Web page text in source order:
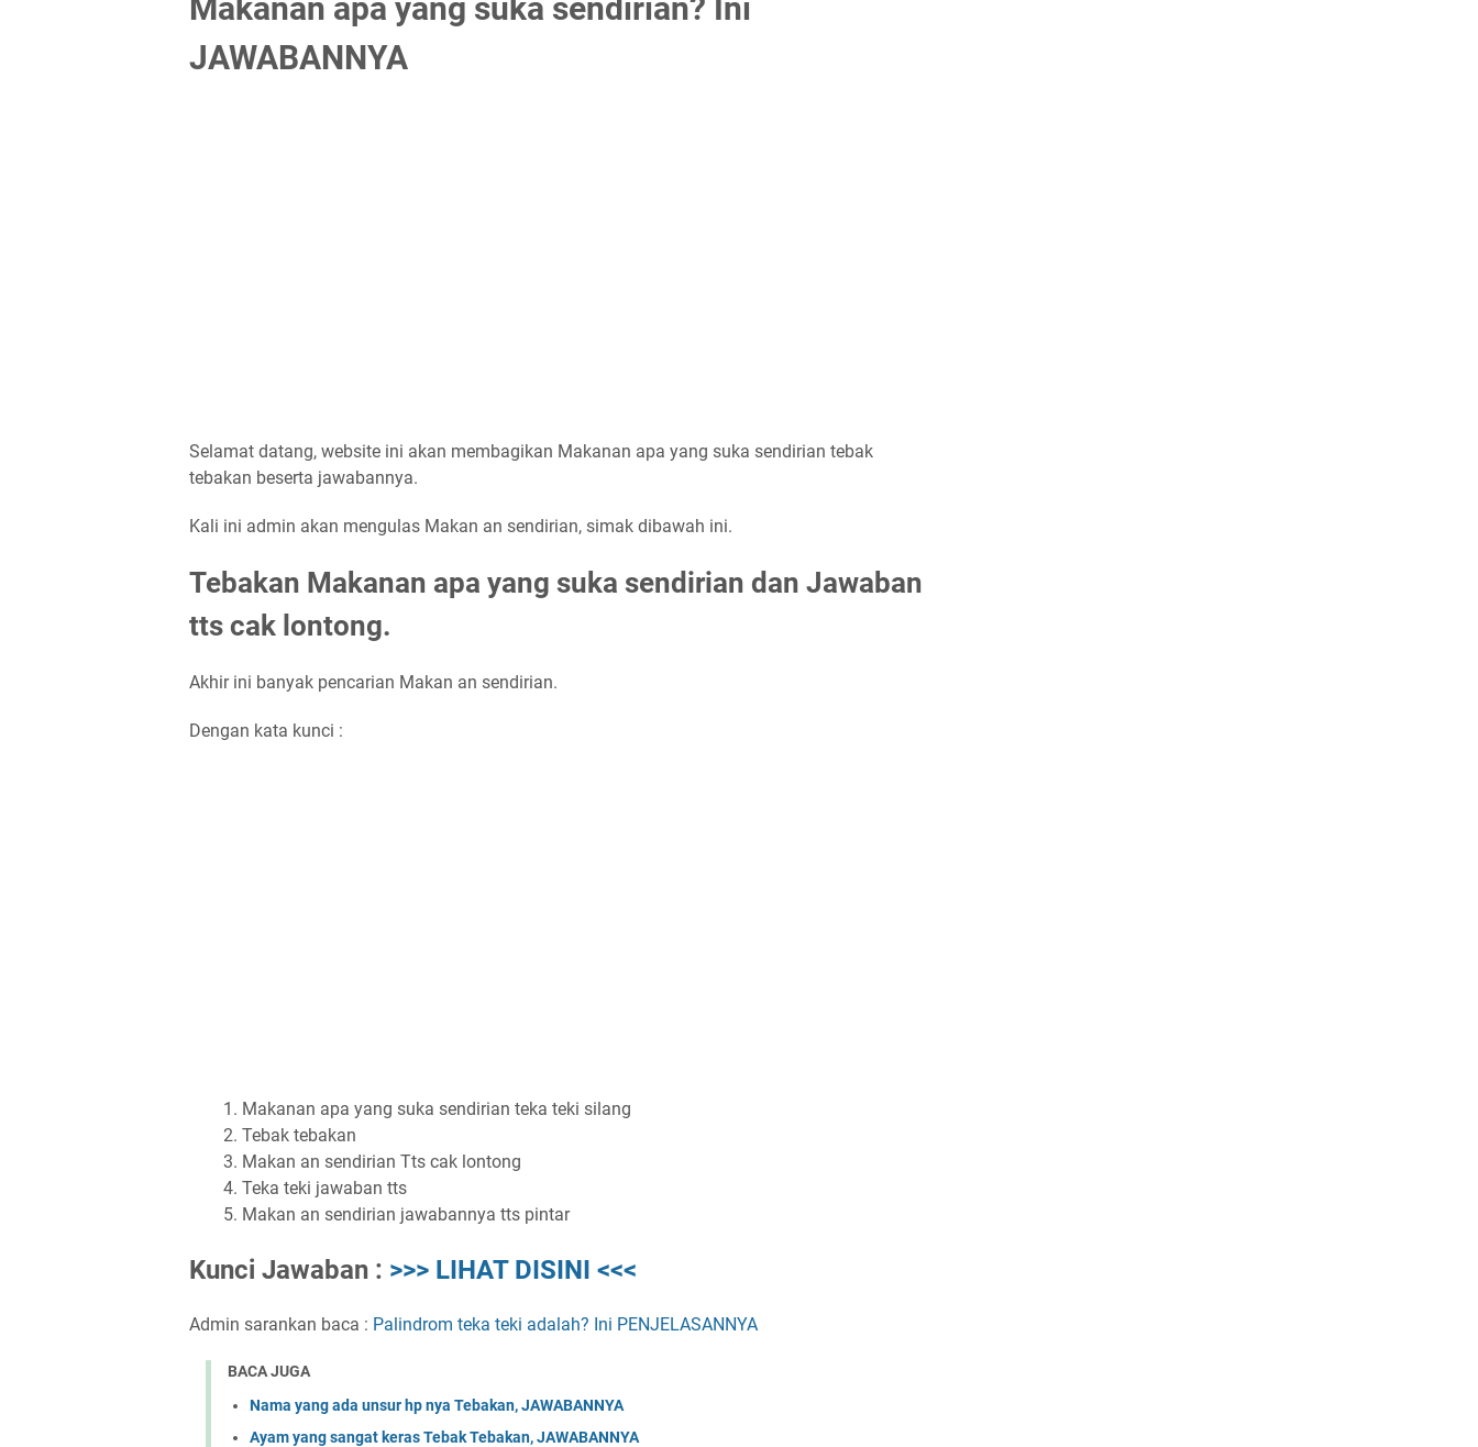
Makanan apa yang suka sendirian? Ini
JAWABANNYA
Selamat datang, website ini akan membagikan Makanan apa yang suka sendirian tebak
tebakan beserta jawabannya.
Kali ini admin akan mengulas Makan an sendirian, simak dibawah ini.
Tebakan Makanan apa yang suka sendirian dan Jawaban
tts cak lontong.
Akhir ini banyak pencarian Makan an sendirian.
Dengan kata kunci :
Makanan apa yang suka sendirian teka teki silang
Tebak tebakan
Makan an sendirian Tts cak lontong
Teka teki jawaban tts
Makan an sendirian jawabannya tts pintar
Kunci Jawaban : >>> LIHAT DISINI <<<
Admin sarankan baca : Palindrom teka teki adalah? Ini PENJELASANNYA
BACA JUGA
Nama yang ada unsur hp nya Tebakan, JAWABANNYA
Ayam yang sangat keras Tebak Tebakan, JAWABANNYA